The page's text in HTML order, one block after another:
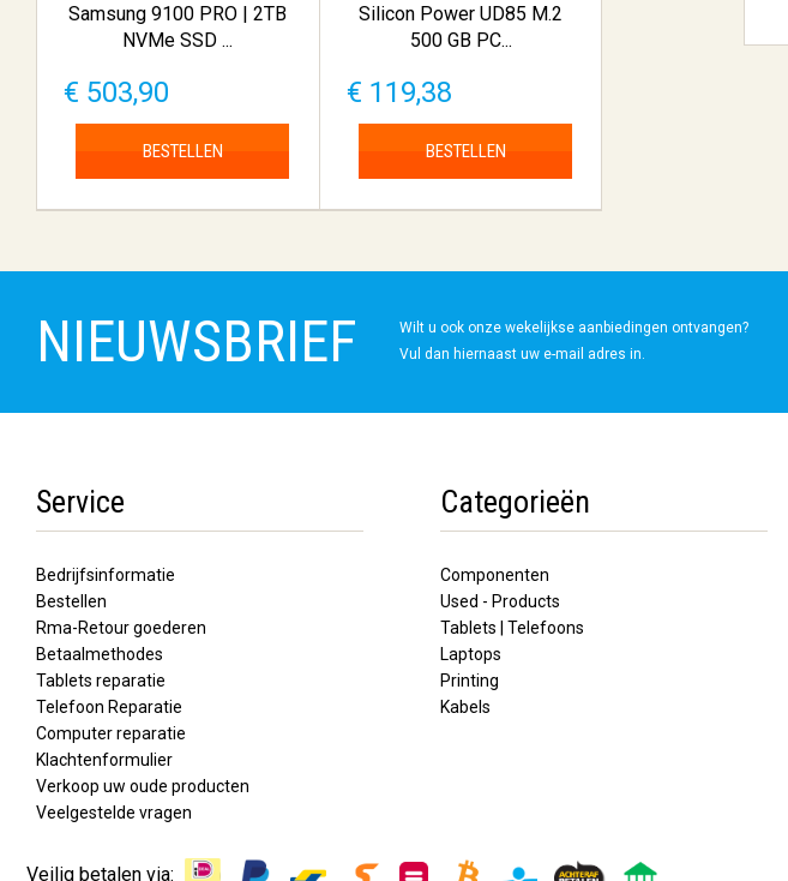
Samsung 9100 PRO | 2TB
NVMe SSD ...
€ 503,90
BESTELLEN
Silicon Power UD85 M.2
500 GB PC...
€ 119,38
BESTELLEN
NVME M2
NIEUWSBRIEF
Wilt u ook onze wekelijkse aanbiedingen ontvangen?
Vul dan hiernaast uw e-mail adres in.
Service
Bedrijfsinformatie
Bestellen
Rma-Retour goederen
Betaalmethodes
Tablets reparatie
Telefoon Reparatie
Computer reparatie
Klachtenformulier
Verkoop uw oude producten
Veelgestelde vragen
Categorieën
Componenten
Used - Products
Tablets | Telefoons
Laptops
Printing
Kabels
Veilig betalen via: